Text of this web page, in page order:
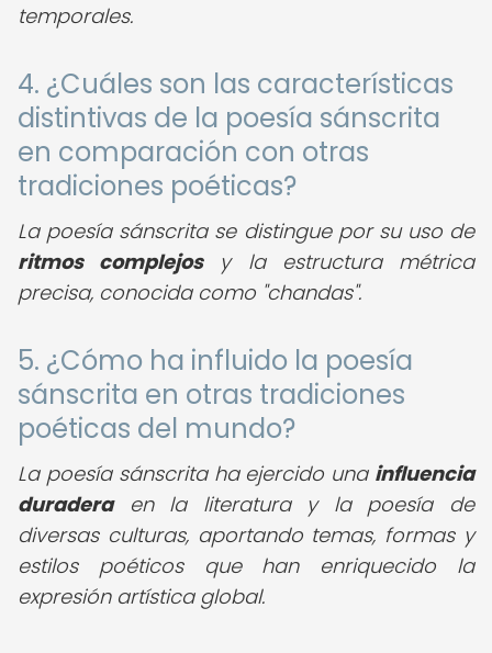
temporales.
4. ¿Cuáles son las características
distintivas de la poesía sánscrita
en comparación con otras
tradiciones poéticas?
La poesía sánscrita se distingue por su uso de
ritmos complejosy la estructura métrica
precisa, conocida como "chandas".
5. ¿Cómo ha influido la poesía
sánscrita en otras tradiciones
poéticas del mundo?
La poesía sánscrita ha ejercido una influencia
duraderaen la literatura y la poesía de
diversas culturas, aportando temas, formas y
estilos poéticos que han enriquecido la
expresión artística global.